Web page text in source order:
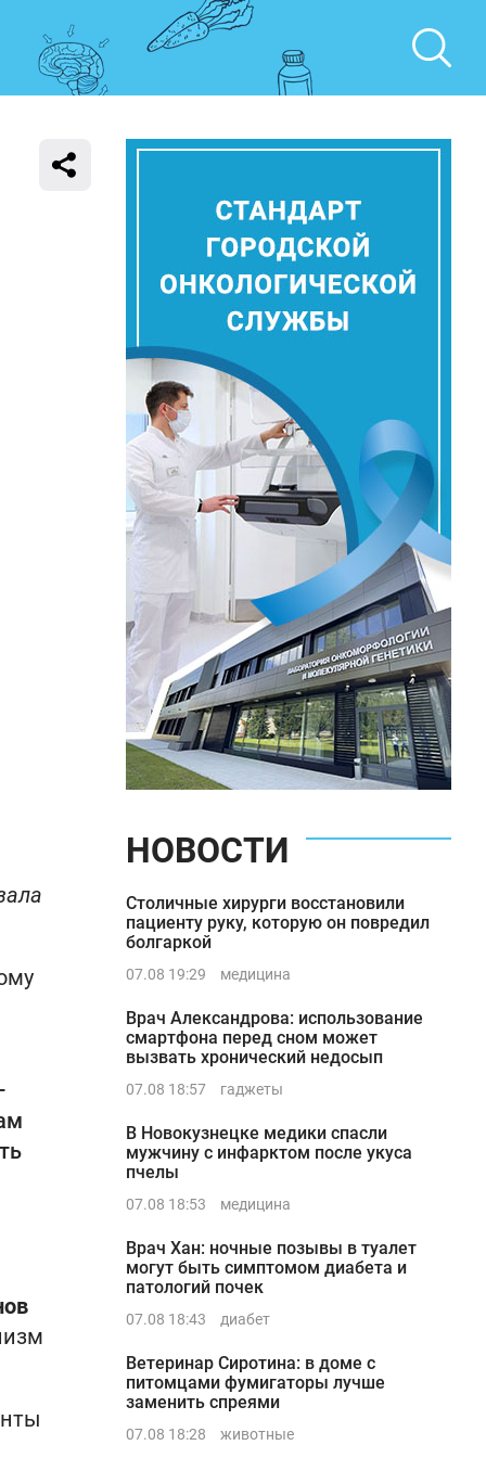
НОВОСТИ
Столичные хирурги восстановили
пациенту руку, которую он повредил
болгаркой
07.08 19:29 медицина
Врач Александрова: использование
смартфона перед сном может
вызвать хронический недосып
07.08 18:57 гаджеты
В Новокузнецке медики спасли
мужчину с инфарктом после укуса
пчелы
07.08 18:53 медицина
Врач Хан: ночные позывы в туалет
могут быть симптомом диабета и
патологий почек
07.08 18:43 диабет
Ветеринар Сиротина: в доме с
питомцами фумигаторы лучше
заменить спреями
07.08 18:28 животные